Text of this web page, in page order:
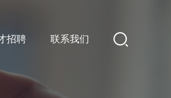
能源/新材料行业
招聘 联系我们